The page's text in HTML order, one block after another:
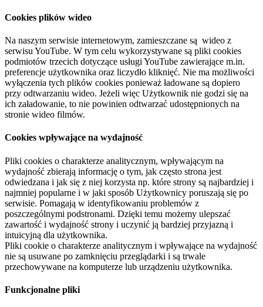
Cookies plików wideo
Na naszym serwisie internetowym, zamieszczane są wideo z
serwisu YouTube. W tym celu wykorzystywane są pliki cookies
podmiotów trzecich dotyczące usługi YouTube zawierające m.in.
preferencje użytkownika oraz liczydło kliknięć. Nie ma możliwości
wyłączenia tych plików cookies ponieważ ładowane są dopiero
przy odtwarzaniu wideo. Jeżeli więc Użytkownik nie godzi się na
ich załadowanie, to nie powinien odtwarzać udostępnionych na
stronie wideo filmów.
Cookies wpływające na wydajność
Pliki cookies o charakterze analitycznym, wpływającym na
wydajność zbierają informację o tym, jak często strona jest
odwiedzana i jak się z niej korzysta np. które strony są najbardziej i
najmniej popularne i w jaki sposób Użytkownicy poruszają się po
serwisie. Pomagają w identyfikowaniu problemów z
poszczególnymi podstronami. Dzięki temu możemy ulepszać
zawartość i wydajność strony i uczynić ją bardziej przyjazną i
intuicyjną dla użytkownika.
Pliki cookie o charakterze analitycznym i wpływające na wydajność
nie są usuwane po zamknięciu przeglądarki i są trwale
przechowywane na komputerze lub urządzeniu użytkownika.
Funkcjonalne pliki